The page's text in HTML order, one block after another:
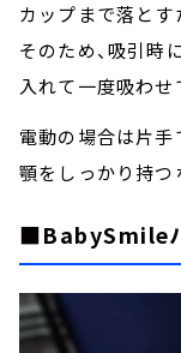
カップまで落とす
そのため、吸引時
入れて一度吸わせ
電動の場合は片手
顎をしっかり持つ
■BabySmile